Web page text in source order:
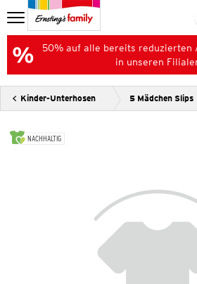
50% auf alle bereits reduzierten
in unseren
Kinder-Unterhosen 5 Mädchen Slips
NACHHALTIG